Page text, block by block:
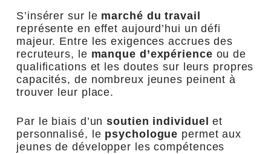
S’insérer sur le marché du travail
représente en effet aujourd’hui un défi
majeur. Entre les exigences accrues des
recruteurs, le manque d’expérience ou de
qualifications et les doutes sur leurs propres
capacités, de nombreux jeunes peinent à
trouver leur place.
Par le biais d’unsoutien individuel et
personnalisé, le psychologue permet aux
jeunes de développer les compétences